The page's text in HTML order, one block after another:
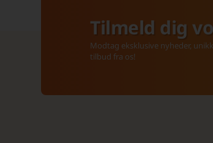
Tilmeld dig
Modtag eksklusive nyheder,
tilbud fra os!